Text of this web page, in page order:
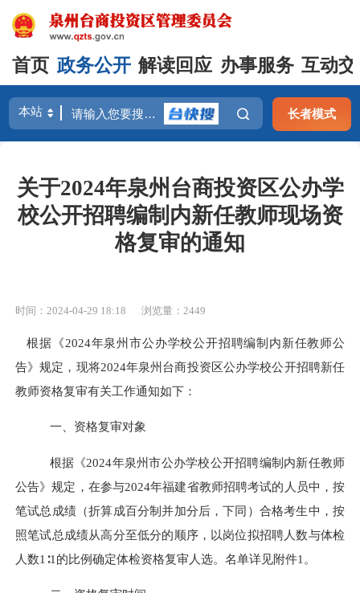
首页 政务公开 解读回应 办事服务 互动
长者模式
关于2024年泉州台商投资区公办学
校公开招聘编制内新任教师现场资
格复审的通知
时间：2024-04-29 18:18 浏览量： 2449
根据《2024年泉州市公办学校公开招聘编制内新任教师公
告》规定，现将2024年泉州台商投资区公办学校公开招聘新任
教师资格复审有关工作通知如下：
一、资格复审对象
根据《2024年泉州市公办学校公开招聘编制内新任教师
公告》规定，在参与2024年福建省教师招聘考试的人员中，按
笔试总成绩（折算成百分制并加分后，下同）合格考生中，按
照笔试总成绩从高分至低分的顺序，以岗位拟招聘人数与体检
人数1∶1 的比例确定体检资格复审人选。名单详见附件1 。